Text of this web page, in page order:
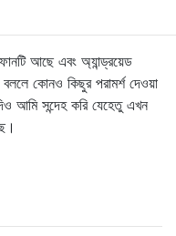
আছে এবং অ্যান্ড্রয়েড
বললে কোনও কিছুর পরামর্শ দেওয়া
আমি সন্দেহ করি যেহেতু এখন